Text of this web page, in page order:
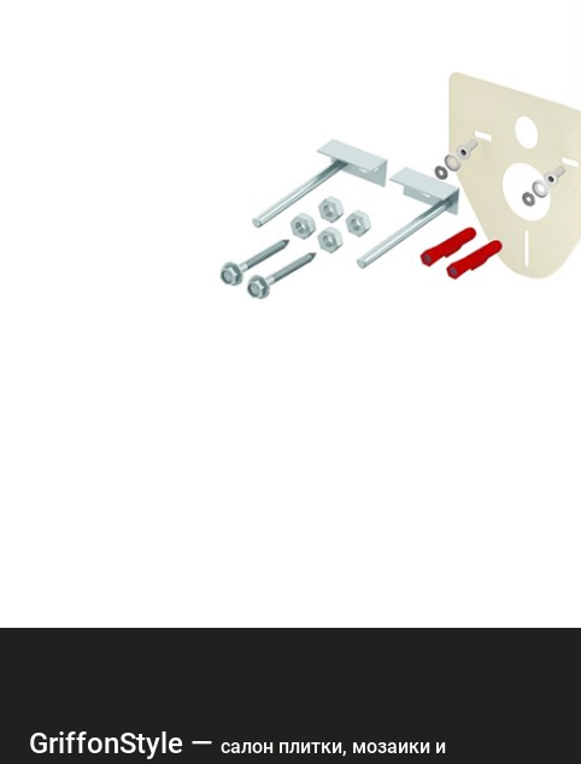
GriffonStyle — cалон плитки, мозаики и